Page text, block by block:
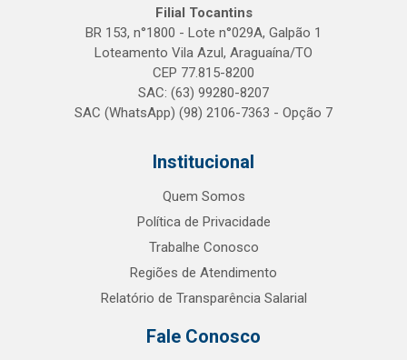
Filial Tocantins
BR 153, n°1800 - Lote n°029A, Galpão 1
Loteamento Vila Azul, Araguaína/TO
CEP 77.815-8200
SAC: (63) 99280-8207
SAC (WhatsApp) (98) 2106-7363 - Opção 7
Institucional
Quem Somos
Política de Privacidade
Trabalhe Conosco
Regiões de Atendimento
Relatório de Transparência Salarial
Fale Conosco